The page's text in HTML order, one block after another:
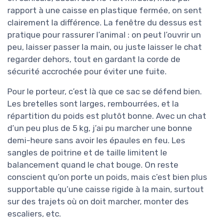
rapport à une caisse en plastique fermée, on sent
clairement la différence. La fenêtre du dessus est
pratique pour rassurer l’animal : on peut l’ouvrir un
peu, laisser passer la main, ou juste laisser le chat
regarder dehors, tout en gardant la corde de
sécurité accrochée pour éviter une fuite.
Pour le porteur, c’est là que ce sac se défend bien.
Les bretelles sont larges, rembourrées, et la
répartition du poids est plutôt bonne. Avec un chat
d’un peu plus de 5 kg, j’ai pu marcher une bonne
demi-heure sans avoir les épaules en feu. Les
sangles de poitrine et de taille limitent le
balancement quand le chat bouge. On reste
conscient qu’on porte un poids, mais c’est bien plus
supportable qu’une caisse rigide à la main, surtout
sur des trajets où on doit marcher, monter des
escaliers, etc.